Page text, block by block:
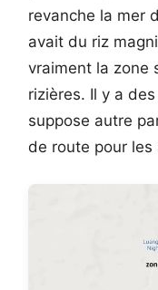
revanche la mer
avait du riz
vraiment la zone
rizières. Il y a
suppose autre
de route pour les